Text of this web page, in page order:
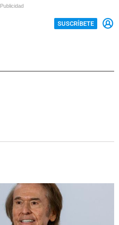
Publicidad
SUSCRÍBETE